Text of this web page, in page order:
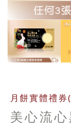
月餅實體禮
美心流